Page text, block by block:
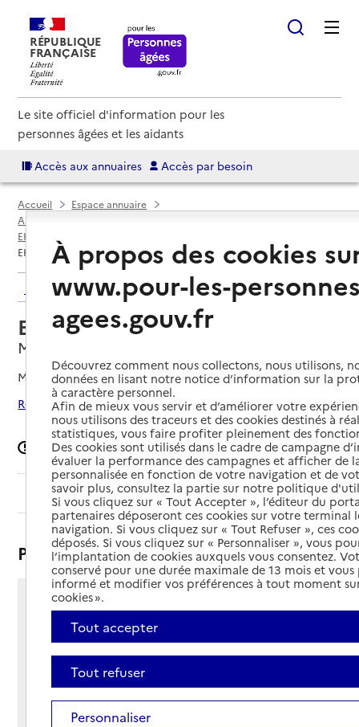
RÉPUBLIQUE
FRANÇAISE
Le site officiel d'information pour les
personnes âgées et les aidants
Accès aux annuaires Accès par besoin
Accueil
Espace annuaire
Annuaire EHPAD et maisons de retraite
EHPAD par département
EHPAD Franche Montagne
Retour aux résultats de l'annuaire
EHPAD Franche Montagne
Maîche, DOUBS
Mis à jour le28/04/2026
Rechercher les établissements autour de Maîche
Signaler une erreur
Sommaire
Présentation
26 rue Montalembert
25120 - Maîche
Voir itinéraire
03 81 64 29 79
Contact
Contact
Site Internet
Site internet
À propos des cookies
www.pour-les-
agees.gouv.fr
Découvrez comment nous collectons, nous utilisons,
données en lisant notre notice d’information sur la
à caractère personnel.
Afin de mieux vous servir et d’améliorer votre
nous utilisons des traceurs et des cookies destinés à
statistiques, vous faire profiter pleinement des
Des cookies sont utilisés dans le cadre de campagne
évaluer la performance des campagnes et afficher de
personnalisée en fonction de votre navigation et de
savoir plus, consultez la partie sur notre politique
Si vous cliquez sur « Tout Accepter », l’éditeur du
partenaires déposeront ces cookies sur votre terminal
navigation. Si vous cliquez sur « Tout Refuser », ces
déposés. Si vous cliquez sur « Personnaliser », vous
l’implantation de cookies auxquels vous consentez.
conservé pour une durée maximale de 13 mois et
informé et modifier vos préférences à tout moment
cookies ».
Tout accepter
Tout refuser
Personnaliser